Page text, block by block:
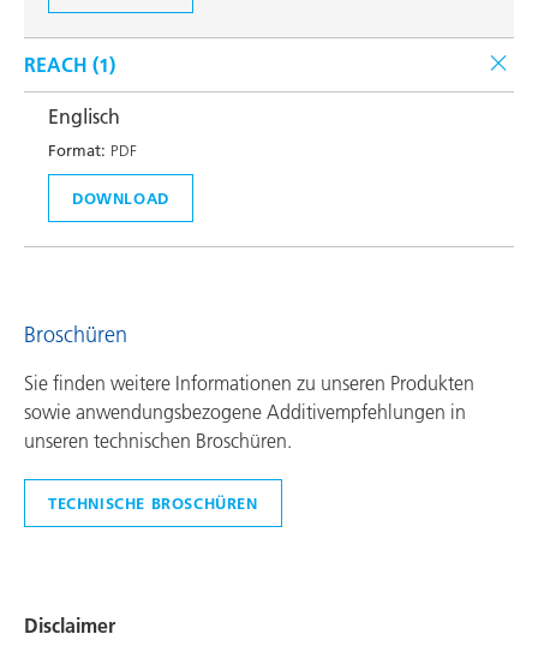
REACH (1)
Englisch
Format: PDF
DOWNLOAD
Broschüren
Sie finden weitere Informationen zu unseren Produkten
sowie anwendungsbezogene Additivempfehlungen in
unseren technischen Broschüren.
TECHNISCHE BROSCHÜREN
Disclaimer